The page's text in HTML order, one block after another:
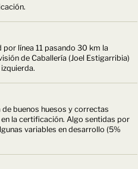
por lí­nea 11 pasando 30 km la
de Caballería (Joel Estigarribia)
buenos huesos y correctas
la certificación. Algo sentidas por
variables en desarrollo (5%